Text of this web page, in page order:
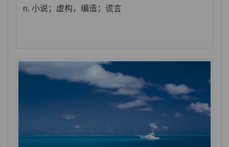
n. 小说；虚构，编造；谎言